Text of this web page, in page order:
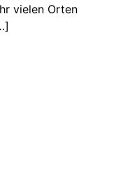
vielen Orten